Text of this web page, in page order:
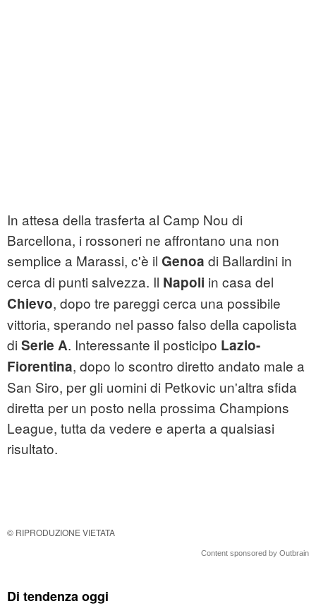
In attesa della trasferta al Camp Nou di
Barcellona, i rossoneri ne affrontano una non
semplice a Marassi, c'è il Genoa di Ballardini in
cerca di punti salvezza. Il Napoli in casa del
Chievo, dopo tre pareggi cerca una possibile
vittoria, sperando nel passo falso della capolista
di Serie A. Interessante il posticipo Lazio-
Fiorentina, dopo lo scontro diretto andato male a
San Siro, per gli uomini di Petkovic un'altra sfida
diretta per un posto nella prossima Champions
League, tutta da vedere e aperta a qualsiasi
risultato.
© RIPRODUZIONE VIETATA
Content sponsored by Outbrain
Di tendenza oggi